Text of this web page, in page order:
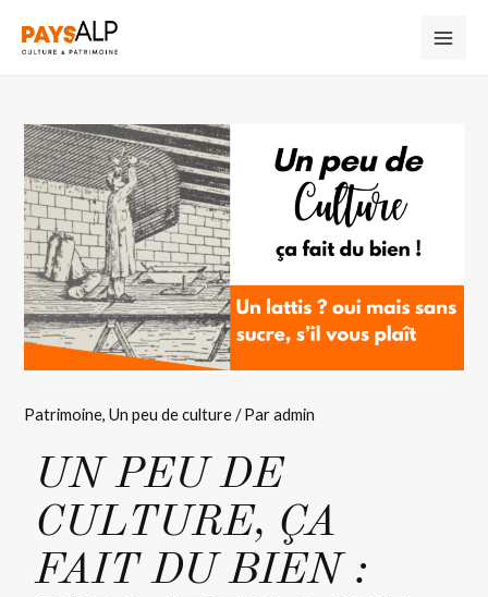
Patrimoine,Un peu de culture/ Paradmin
UN PEU DE
CULTURE, ÇA
FAIT DU BIEN :